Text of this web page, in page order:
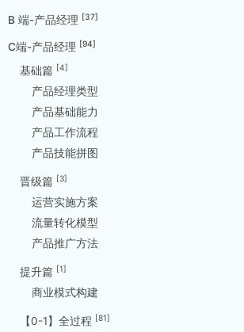
B 端-产品经理 [37]
C端-产品经理 [94]
基础篇 [4]
产品经理类型
产品基础能力
产品工作流程
产品技能拼图
晋级篇 [3]
运营实施方案
流量转化模型
产品推广方法
提升篇 [1]
商业模式构建
【0-1】全过程 [81]